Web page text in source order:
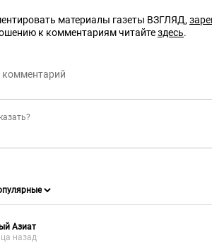
материалы газеты ВЗГЛЯД,
к комментариям читайтездесь.
комментарий
Азиат
назад